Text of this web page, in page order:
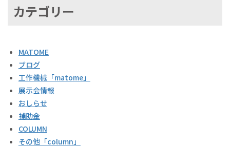
カテゴリー
MATOME
ブログ
工作機械「matome」
展示会情報
おしらせ
補助金
COLUMN
その他「column」